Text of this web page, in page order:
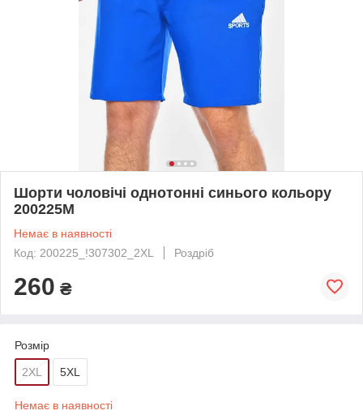
Шорти чоловічі однотонні синього кольору
200225M
Немає в наявності
Код: 200225_!307302_2XL
Роздріб
260 ₴
Розмір
2XL 5XL
Немає в наявності